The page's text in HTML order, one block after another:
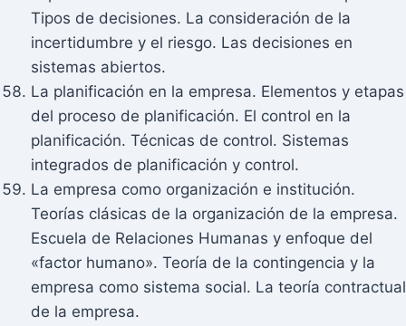
Tipos de decisiones. La consideración de la
incertidumbre y el riesgo. Las decisiones en
sistemas abiertos.
La planificación en la empresa. Elementos y etapas
del proceso de planificación. El control en la
planificación. Técnicas de control. Sistemas
integrados de planificación y control.
La empresa como organización e institución.
Teorías clásicas de la organización de la empresa.
Escuela de Relaciones Humanas y enfoque del
«factor humano». Teoría de la contingencia y la
empresa como sistema social. La teoría contractual
de la empresa.